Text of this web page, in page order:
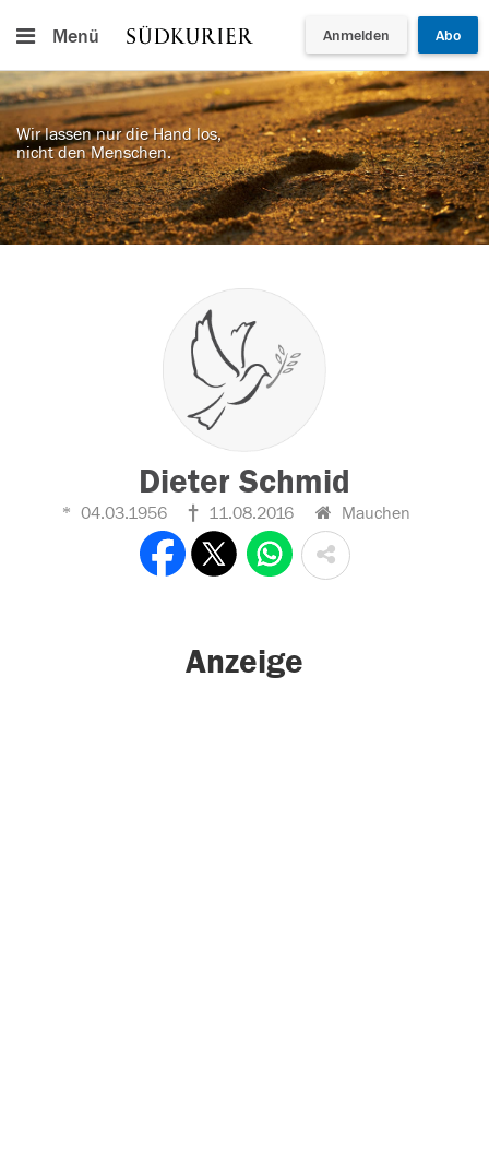
Menü Anmelden Abo
Wir lassen nur die Hand los,
nicht den Menschen.
Dieter Schmid
04.03.1956 11.08.2016 Mauchen
Anzeige